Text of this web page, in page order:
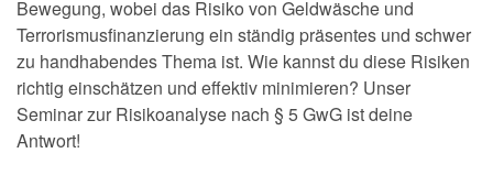
Bewegung, wobei das Risiko von Geldwäsche und
Terrorismusfinanzierung ein ständig präsentes und schwer
zu handhabendes Thema ist. Wie kannst du diese Risiken
richtig einschätzen und effektiv minimieren? Unser
Seminar zur Risikoanalyse nach § 5 GwG ist deine
Antwort!